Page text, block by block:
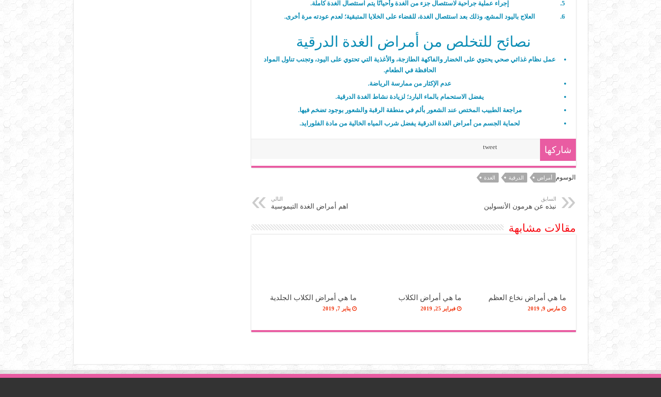
إجراء عملية جراحية لاستئصال جزء من الغدة وأحيانًا يتم استئصال الغدة كاملة.
العلاج باليود المشع، وذلك بعد استئصال الغدة، للقضاء على الخلايا المتبقية؛ لعدم عودته مرة أخرى.
نصائح للتخلص من أمراض الغدة الدرقية
عمل نظام غذائي صحي يحتوي على الخضار والفاكهة الطازجة، والأغذية التي تحتوي على اليود، وتجنب تناول المواد
الحافظة في الطعام.
عدم الإكثار من ممارسة الرياضة.
يفضل الاستحمام بالماء البارد؛ لزيادة نشاط الغدة الدرقية.
مراجعة الطبيب المختص عند الشعور بألم في منطقة الرقبة والشعور بوجود تضخم فيها.
لحماية الجسم من أمراض الغدة الدرقية يفضل شرب المياه الخالية من مادة الفلورايد.
شاركها tweet
الوسوم أمراض الدرقية الغدة
السابق
نبذه عن هرمون الأنسولين
التالي
اهم أمراض الغدة التيموسية
مقالات مشابهة
ما هي أمراض نخاع العظم
مارس 9, 2019
ما هي أمراض الكلاب
فبراير 25, 2019
ما هي أمراض الكلاب الجلدية
يناير 7, 2019